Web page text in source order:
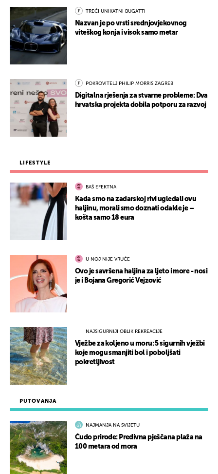
PUTOVANJA
NAJMANJA NA SVIJETU
Čudo prirode: Predivna pješčana plaža na
100 metara od mora
TREĆI UNIKATNI BUGATTI
Nazvan je po vrsti srednjovjekovnog
viteškog konja i visok samo metar
POKROVITELJ PHILIP MORRIS ZAGREB
Digitalna rješenja za stvarne probleme: Dva
hrvatska projekta dobila potporu za razvoj
LIFESTYLE
BAŠ EFEKTNA
Kada smo na zadarskoj rivi ugledali ovu
haljinu, morali smo doznati odakle je –
košta samo 18 eura
U NOJ NIJE VRUĆE
Ovo je savršena haljina za ljeto i more - nosi
je i Bojana Gregorić Vejzović
NAJSIGURNIJI OBLIK REKREACIJE
Vježbe za koljeno u moru: 5 sigurnih vježbi
koje mogu smanjiti bol i poboljšati
pokretljivost